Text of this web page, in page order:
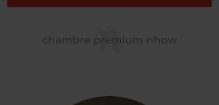
chambre premium nhow